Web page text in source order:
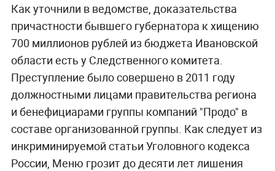
Как уточнили в ведомстве, доказательства
причастности бывшего губернатора к хищению
700 миллионов рублей из бюджета Ивановской
области есть у Следственного комитета.
Преступление было совершено в 2011 году
должностными лицами правительства региона
и бенефициарами группы компаний "Продо" в
составе организованной группы. Как следует из
инкриминируемой статьи Уголовного кодекса
России, Меню грозит до десяти лет лишения